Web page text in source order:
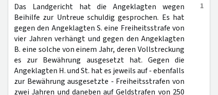
1
Das Landgericht hat die Angeklagten wegen
Beihilfe zur Untreue schuldig gesprochen. Es hat
gegen den Angeklagten S. eine Freiheitsstrafe von
vier Jahren verhängt und gegen den Angeklagten
B. eine solche von einem Jahr, deren Vollstreckung
es zur Bewährung ausgesetzt hat. Gegen die
Angeklagten H. und St. hat es jeweils auf - ebenfalls
zur Bewährung ausgesetzte - Freiheitsstrafen von
zwei Jahren und daneben auf Geldstrafen von 250